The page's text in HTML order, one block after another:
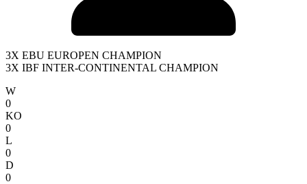
3X EBU EUROPEN CHAMPION
3X IBF INTER-CONTINENTAL CHAMPION
W
0
KO
0
L
0
D
0